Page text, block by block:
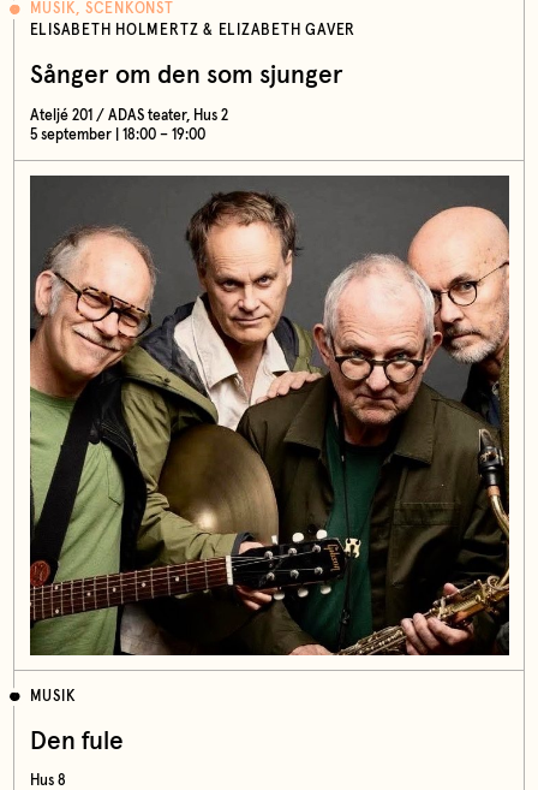
MUSIK, SCENKONST
ELISABETH HOLMERTZ & ELIZABETH GAVER
Sånger om den som sjunger
Ateljé 201 / ADAS teater, Hus 2
5 september | 18:00 – 19:00
MUSIK
Den fule
Hus 8